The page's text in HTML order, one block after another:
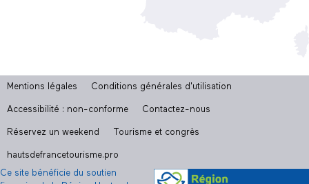
Mentions légales Conditions générales d'utilisation
Accessibilité : non-conforme Contactez-nous
Réservez un weekend Tourisme et congrès
hautsdefrancetourisme.pro
Ce site bénéficie du soutien